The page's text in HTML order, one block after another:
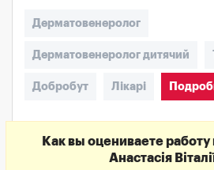
Дерматовенеролог
Дерматовенеролог дитячий
Добробут Лікарі
Как вы оцениваете работу
Анастасія